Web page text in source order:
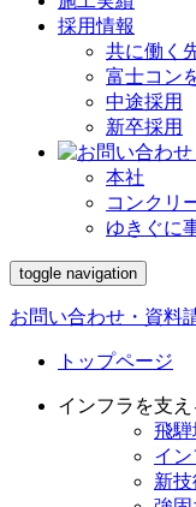
採用情報
共に働く
富士コン
中途採用
新卒採用
本社
コンクリ
ゆきぐに
toggle navigation
お問い合わせ・資料
トップページ
インフラを支
飛騨
イ
新